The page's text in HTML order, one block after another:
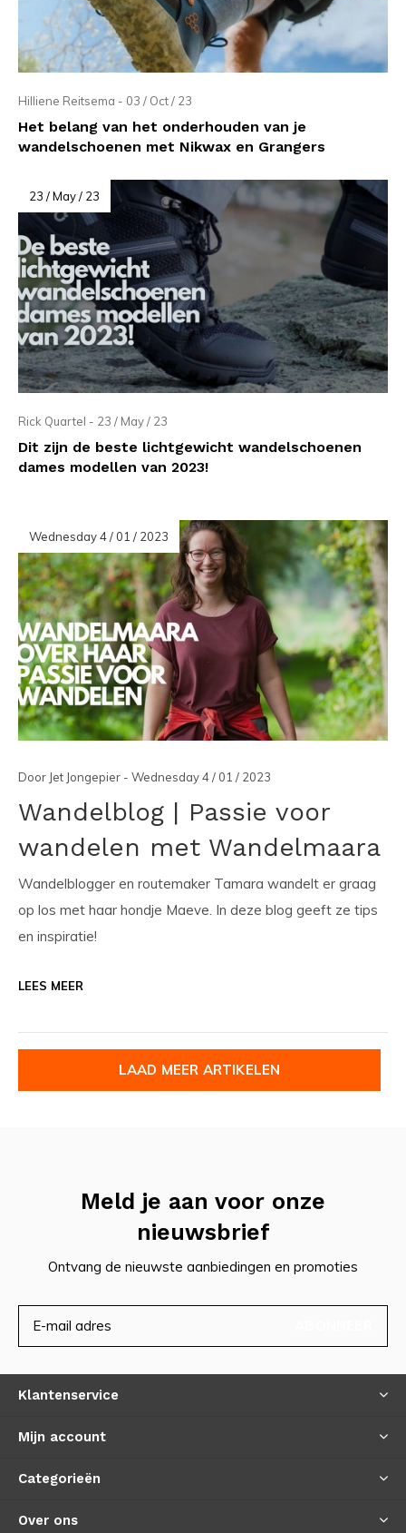
Hilliene Reitsema - 03 / Oct / 23
Het belang van het onderhouden van je
wandelschoenen met Nikwax en Grangers
23 / May / 23
Rick Quartel - 23 / May / 23
Dit zijn de beste lichtgewicht wandelschoenen
dames modellen van 2023!
Wednesday 4 / 01 / 2023
Door Jet Jongepier - Wednesday 4 / 01 / 2023
Wandelblog | Passie voor
wandelen met Wandelmaara
Wandelblogger en routemaker Tamara wandelt er graag
op los met haar hondje Maeve. In deze blog geeft ze tips
en inspiratie!
LEES MEER
LAAD MEER ARTIKELEN
Meld je aan voor onze
nieuwsbrief
Ontvang de nieuwste aanbiedingen en promoties
Klantenservice
Mijn account
Categorieën
Over ons